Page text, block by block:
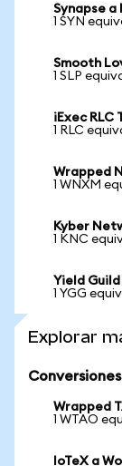
Synapse
1 SYN
Smooth
1 SLP
iExec RLC
1 RLC
Wrapped
1 WNXM
Kyber
1 KNC
Yield
1 YGG
Explorar
Wrapped
1 WTAO
IoTeX a